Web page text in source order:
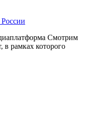
Смотрим
в рамках которого